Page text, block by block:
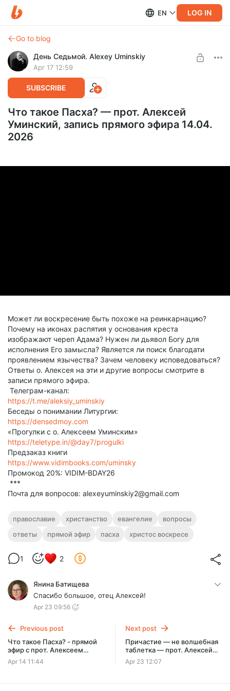
EN LOG IN
Go to blog
День Седьмой. Alexey Uminskiy
Apr 17 12:59
SUBSCRIBE
Что такое Пасха? — прот. Алексей
Уминский, запись прямого эфира 14.04.
2026
Может ли воскресение быть похоже на реинкарнацию?
Почему на иконах распятия у основания креста
изображают череп Адама? Нужен ли дьявол Богу для
исполнения Его замысла? Является ли поиск благодати
проявлением язычества? Зачем человеку исповедоваться?
Ответы о. Алексея на эти и другие вопросы смотрите в
записи прямого эфира.
Телеграм-канал:
https://t.me/aleksiy_uminskiy
Беседы о понимании Литургии:
https://densedmoy.com
«Прогулки с о. Алексеем Уминским»
https://teletype.in/@day7/progulki
Предзаказ книги
https://www.vidimbooks.com/uminsky
Промокод 20%: VIDIM-BDAY26
***
Почта для вопросов: alexeyuminskiy2@gmail.com
православие христанство евангелие
вопросы
ответы
прямой эфир пасха христос воскресе
1 2
Янина Батищева
Спасибо большое, отец Алексей!
Apr 23 09:56
Previous post
Что такое Пасха? - прямой
эфир с прот. Алексеем
Уминским 14.04.26
Apr 14 11:44
Next post
Причастие — не волшебная
таблетка — прот. Алексей
Уминский, 23.04.26
Apr 23 12:07